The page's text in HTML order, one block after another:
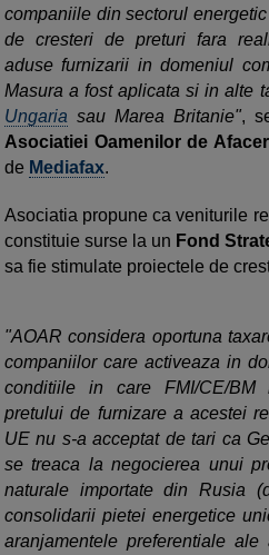
companiile din sectorul
de cresteri de preturi fara
aduse furnizarii in domeniul
Masura a fost aplicata si in alte
Ungaria sau Marea Britanie",
Asociatiei Oamenilor de
de Mediafax.
Asociatia propune ca veniturile
constituie surse la un Fond
sa fie stimulate proiectele de
"AOAR considera oportuna
companiilor care activeaza in
conditiile in care FMI/CE/BM
pretului de furnizare a acestei
UE nu s-a acceptat de tari ca
se treaca la negocierea unui
naturale importate din Rusia
consolidarii pietei energetice
aranjamentele preferentiale